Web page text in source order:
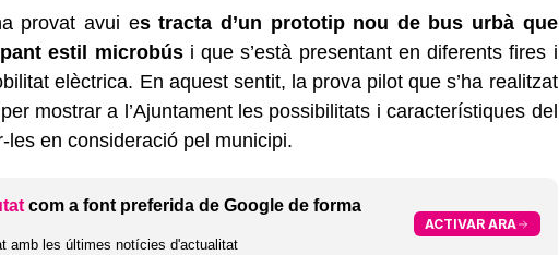
provat avui es tracta d’un prototip nou de bus urbà que
estil microbúsi que s’està presentant en diferents fires i
elèctrica. En aquest sentit, la prova pilot que s’ha realitzat
mostrar a l’Ajuntament les possibilitats i característiques del
les en consideració pel municipi.
com a font preferida de Google de forma
amb les últimes notícies d'actualitat
ACTIVAR ARA